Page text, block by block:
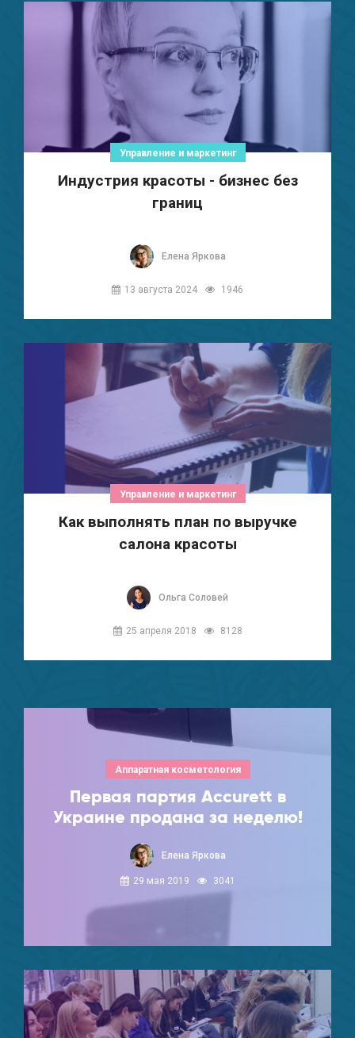
Управление и маркетинг
Индустрия красоты - бизнес без
границ
Елена Яркова
13 августа 2024 1946
Управление и маркетинг
Как выполнять план по выручке
салона красоты
Ольга Соловей
25 апреля 2018 8128
Аппаратная косметология
Первая партия Accurett в
Украине продана за неделю!
Елена Яркова
29 мая 2019 3041